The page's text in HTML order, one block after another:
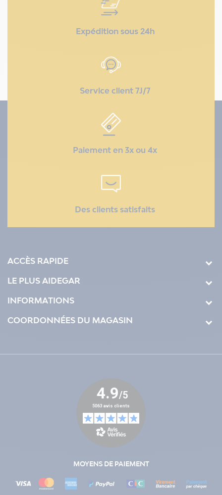
Expédition sous 24h
Service client 7J/7
Paiement en 3x ou 4x
Des clients satisfaits
ACCÈS RAPIDE
LE PLUS AIDEGAR
INFORMATIONS
COORDONNÉES DU MAGASIN
MOYENS DE PAIEMENT